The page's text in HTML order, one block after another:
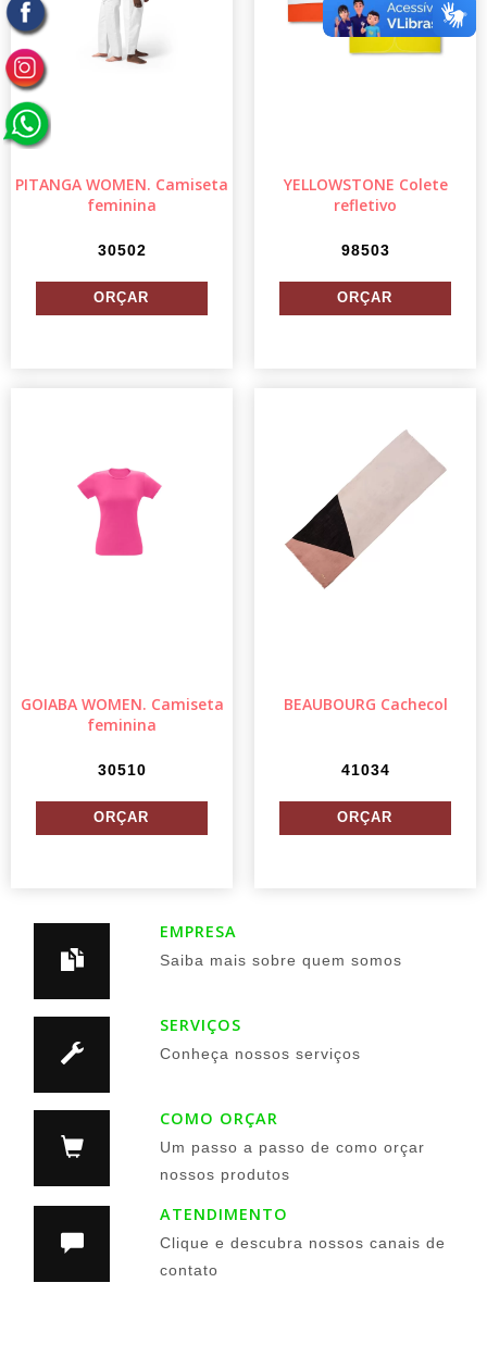
PITANGA WOMEN. Camiseta
feminina
30502
YELLOWSTONE Colete
refletivo
98503
GOIABA WOMEN. Camiseta
feminina
30510
BEAUBOURG Cachecol
41034
EMPRESA
Saiba mais sobre quem somos
SERVIÇOS
Conheça nossos serviços
COMO ORÇAR
Um passo a passo de como orçar
nossos produtos
ATENDIMENTO
Clique e descubra nossos canais de
contato